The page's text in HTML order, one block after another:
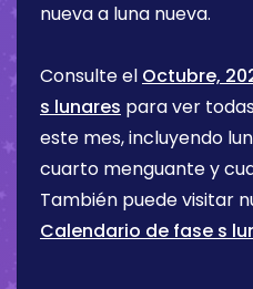
nueva a luna nueva.
Consulte el Octubre,
s lunares para ver
este mes, incluyendo
cuarto menguante y
También puede visitar
Calendario de fase s